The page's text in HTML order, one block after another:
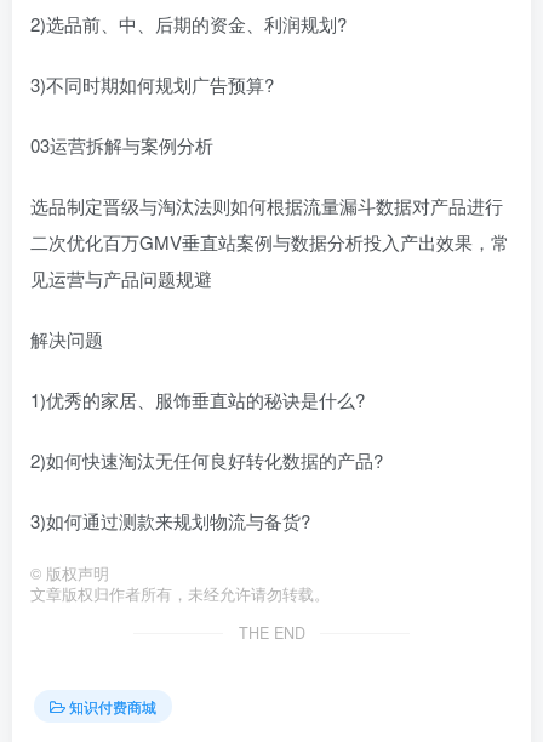
2)选品前、中、后期的资金、利润规划?
3)不同时期如何规划广告预算?
03运营拆解与案例分析
选品制定晋级与淘汰法则如何根据流量漏斗数据对产品进行
二次优化百万GMV垂直站案例与数据分析投入产出效果，常
见运营与产品问题规避
解决问题
1)优秀的家居、服饰垂直站的秘诀是什么?
2)如何快速淘汰无任何良好转化数据的产品?
3)如何通过测款来规划物流与备货?
© 版权声明
文章版权归作者所有，未经允许请勿转载。
THE END
知识付费商城